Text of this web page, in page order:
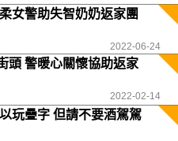
女警助失智奶奶返家團
2022-06-24
頭 警暖心關懷協助返家
2022-02-14
玩疊字 但請不要酒駕駕